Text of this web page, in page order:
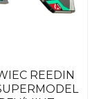
REEDIN